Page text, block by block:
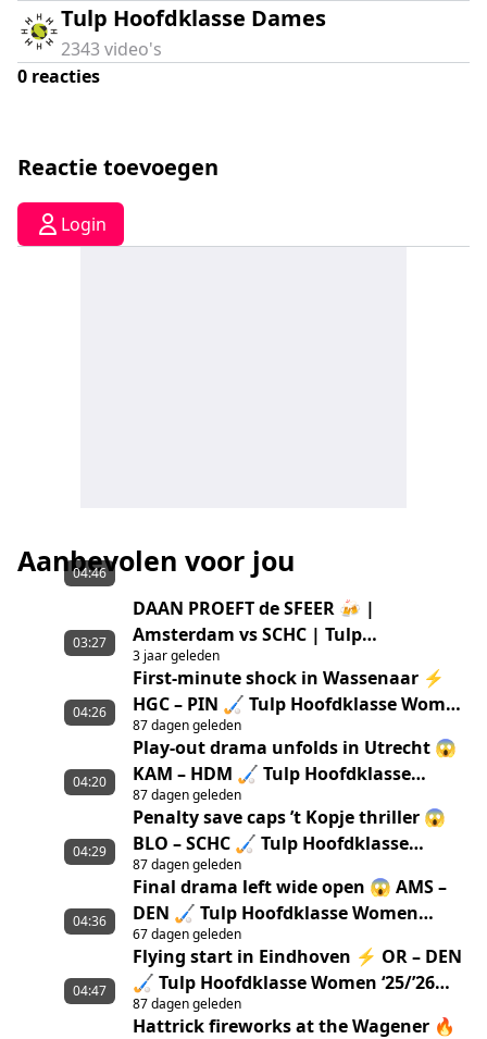
Tulp Hoofdklasse Dames
2343 video's
0 reacties
Reactie toevoegen
Login
Aanbevolen voor jou
04:46
DAAN PROEFT de SFEER 🍻 |
Amsterdam vs SCHC | Tulp
Hoofdklasse 22/23
3 jaar geleden
03:27
First-minute shock in Wassenaar ⚡
HGC – PIN 🏑 Tulp Hoofdklasse Women
‘25/’26 highlights
87 dagen geleden
04:26
Play-out drama unfolds in Utrecht 😱
KAM – HDM 🏑 Tulp Hoofdklasse
Women ‘25/’26 highlights
87 dagen geleden
04:20
Penalty save caps ’t Kopje thriller 😱
BLO – SCHC 🏑 Tulp Hoofdklasse
Women ‘25/’26 highlights
87 dagen geleden
04:29
Final drama left wide open 😱 AMS –
DEN 🏑 Tulp Hoofdklasse Women
‘25/’26 Highlights
67 dagen geleden
04:36
Flying start in Eindhoven ⚡ OR – DEN
🏑 Tulp Hoofdklasse Women ‘25/’26
highlights
87 dagen geleden
04:47
Hattrick fireworks at the Wagener 🔥